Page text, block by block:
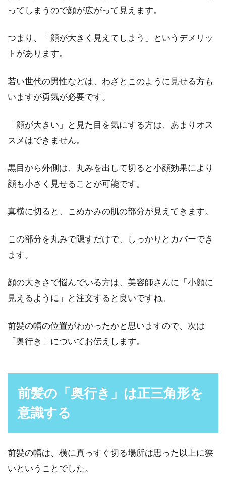
それでもカラーをやり直したい？痛
自分でできる髪の毛の切り方！男性
ね。しかし、うまくカットしてもらえなかった
り、思ったの...
髪の毛をコンパクトにまとめる！カ
ないかもしれませんが、髪にある程度の長さが
あるなら、カツラ...
前髪などの髪を早く伸ばす方法は？
髪を早く伸ばす方法が知りたいのは、女性だけ
ではありません。男性も、前髪を切りすぎた時
白髪は切るのが良い！？白髪を切っ
てくれるサービスがある？
ってしまうので顔が広がって見えます。
つまり、「顔が大きく見えてしまう」というデメリッ
トがあります。
若い世代の男性などは、わざとこのように見せる方も
いますが勇気が必要です。
「顔が大きい」と見た目を気にする方は、あまりオス
スメはできません。
黒目から外側は、丸みを出して切ると小顔効果により
顔も小さく見せることが可能です。
真横に切ると、こめかみの肌の部分が見えてきます。
この部分を丸みで隠すだけで、しっかりとカバーでき
ます。
顔の大きさで悩んでいる方は、美容師さんに「小顔に
見えるように」と注文すると良いですね。
前髪の幅の位置がわかったかと思いますので、次は
「奥行き」についてお伝えします。
前髪の「奥行き」は正三角形を
意識する
前髪の幅は、横に真っすぐ切る場所は思った以上に狭
いということでした。